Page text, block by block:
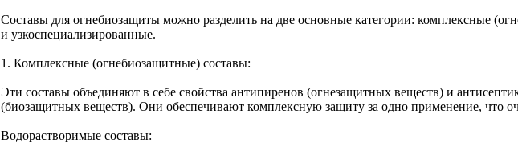
Составы для огнебиозащиты можно разделить на две основные категории: комплексные
и узкоспециализированные.
1. Комплексные (огнебиозащитные) составы:
Эти составы объединяют в себе свойства антипиренов (огнезащитных веществ) и
(биозащитных веществ). Они обеспечивают комплексную защиту за одно применение, что
Водорастворимые составы: